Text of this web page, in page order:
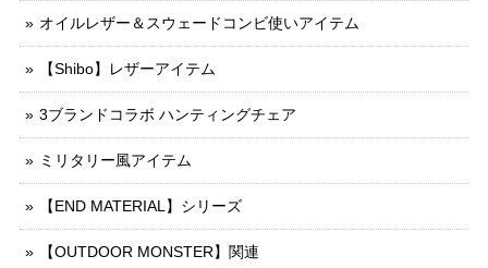
オイルレザー＆スウェードコンビ使いアイテム
【Shibo】レザーアイテム
3ブランドコラボ ハンティングチェア
ミリタリー風アイテム
【END MATERIAL】シリーズ
【OUTDOOR MONSTER】関連